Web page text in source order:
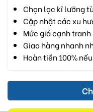
Chọn lọc kĩ lưỡng
Cập nhật các xu
Mức giá cạnh
Giao hàng nhanh
Hoàn tiền 100%